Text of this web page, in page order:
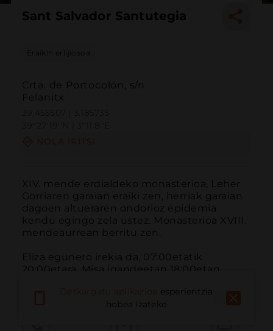
Sant Salvador Santutegia
Eraikin erlijiosoa
Crta. de Portocolón, s/n
Felanitx
XIV. mende erdialdeko monasterioa, Leher
Gorriaren garaian eraiki zen, herriak garaian
dagoen altueraren ondorioz epidemia
kendu egingo zela ustez. Monasterioa XVIII.
mendeaurrean berritu zen.
Eliza egunero irekia da, 07:00etatik
20:00etara. Misa igandeetan 18:00etan
esperientzia
hobea izateko